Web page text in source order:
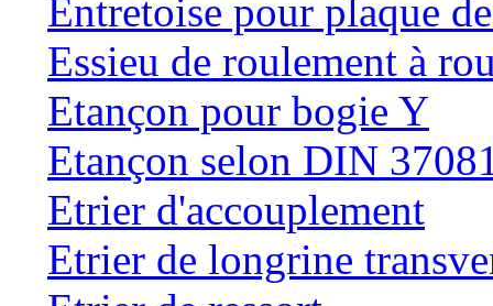
Entretoise pour plaque
Essieu de roulement à
Etançon pour bogie Y
Etançon selon DIN
Etrier d'accouplement
Etrier de longrine